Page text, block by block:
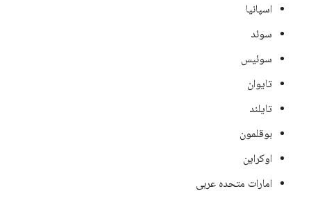
اسپانیا
سوئد
سوئیس
تایوان
تایلند
بوقلمون
اوکراین
امارات متحده عربی